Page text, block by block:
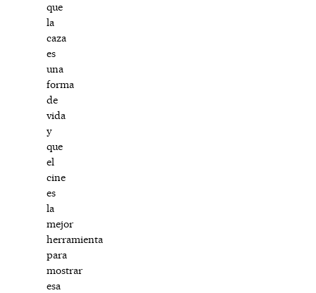
que
la
caza
es
una
forma
de
vida
y
que
el
cine
es
la
mejor
herramienta
para
mostrar
esa